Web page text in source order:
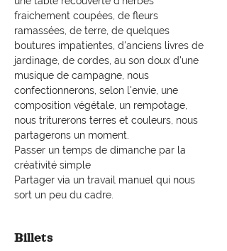
fraichement coupées, de fleurs
ramassées, de terre, de quelques
boutures impatientes, d'anciens livres de
jardinage, de cordes, au son doux d'une
musique de campagne, nous
confectionnerons, selon l'envie, une
composition végétale, un rempotage,
nous triturerons terres et couleurs, nous
partagerons un moment.
Passer un temps de dimanche par la
créativité simple
Partager via un travail manuel qui nous
sort un peu du cadre.
Billets